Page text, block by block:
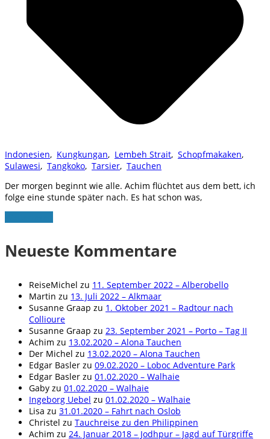
Indonesien, Kungkungan, Lembeh Strait, Schopfmakaken,
Sulawesi, Tangkoko, Tarsier, Tauchen
Der morgen beginnt wie alle. Achim flüchtet aus dem bett, ich
folge eine stunde später nach. Es hat schon was,
Neueste Kommentare
ReiseMichel zu 11. September 2022 – Alberobello
Martin zu 13. Juli 2022 – Alkmaar
Susanne Graap zu 1. Oktober 2021 – Radtour nach
Collioure
Susanne Graap zu 23. September 2021 – Porto – Tag II
Achim zu 13.02.2020 – Alona Tauchen
Der Michel zu 13.02.2020 – Alona Tauchen
Edgar Basler zu 09.02.2020 – Loboc Adventure Park
Edgar Basler zu 01.02.2020 – Walhaie
Gaby zu 01.02.2020 – Walhaie
Ingeborg Uebel zu 01.02.2020 – Walhaie
Lisa zu 31.01.2020 – Fahrt nach Oslob
Christel zu Tauchreise zu den Philippinen
Achim zu 24. Januar 2018 – Jodhpur – Jagd auf Türgriffe